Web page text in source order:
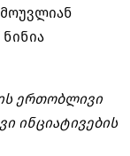
ნინია
ერთობლივი
ინციატივების